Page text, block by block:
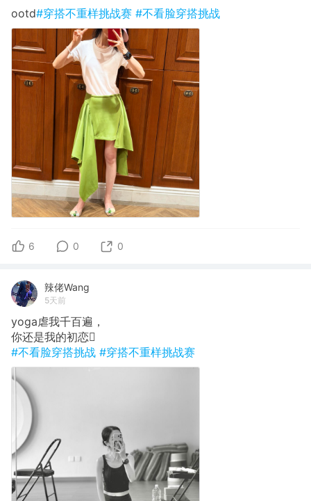
ootd#穿搭不重样挑战赛 #不看脸穿搭挑战
6 0 0
辣佬Wang
5天前
yoga虐我千百遍，
你还是我的初恋🫪
#不看脸穿搭挑战 #穿搭不重样挑战赛